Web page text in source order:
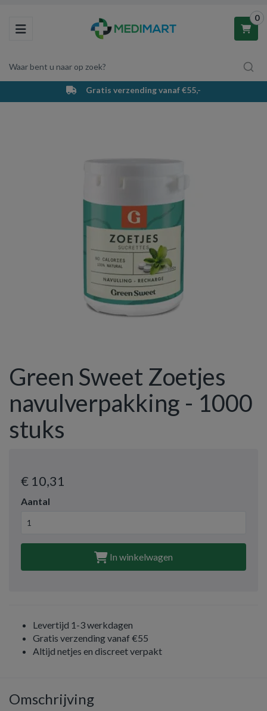
Toggle navigation
Waar bent u naar op zoek?
0
Winkelwagen
Gratis verzending vanaf €55,-
Green Sweet Zoetjes
navulverpakking - 1000
stuks
€ 10,31
Aantal
In winkelwagen
Levertijd 1-3 werkdagen
Gratis verzending vanaf €55
Altijd netjes en discreet verpakt
Omschrijving